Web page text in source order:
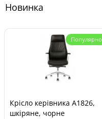
Новинка
Популярно
Крісло керівника A1826,
шкіряне, чорне